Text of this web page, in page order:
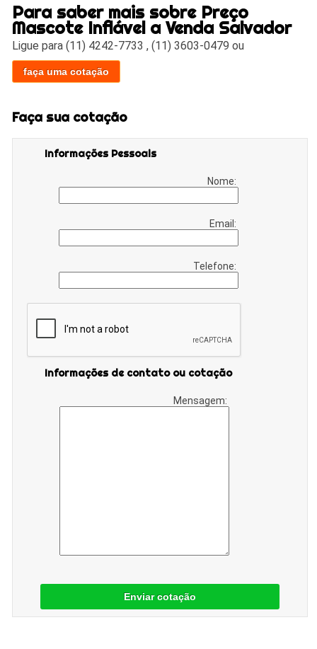
Para saber mais sobre Preço
Mascote Inflável a Venda Salvador
Ligue para(11) 4242-7733 ,(11) 3603-0479 ou
faça uma cotação
Faça sua cotação
Informações Pessoais
Nome:
Email:
Telefone:
Informações de contato ou cotação
Mensagem:
Enviar cotação